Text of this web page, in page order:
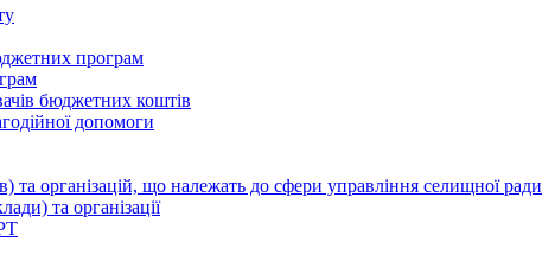
програм
бюджетних коштів
допомоги
та організацій, що належать до сфери управління селищної ради
та організації